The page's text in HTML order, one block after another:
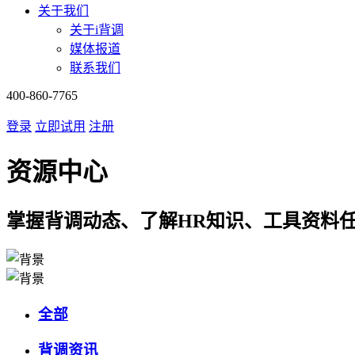
关于我们
关于i背调
媒体报道
联系我们
400-860-7765
登录 立即试用 注册
资源中心
掌握背调动态、了解HR知识、工具资料
全部
背调资讯